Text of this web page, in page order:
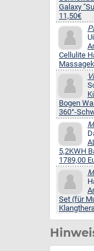
Galaxy
11,50€
Cellulite
Bogen
360°-
5,2KWH
1789,00
Set (für